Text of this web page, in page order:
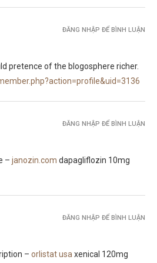
pretence of the blogosphere richer.
ĐĂNG NHẬP ĐỂ BÌNH LUẬN
– janozin.com dapagliflozin 10mg
ĐĂNG NHẬP ĐỂ BÌNH LUẬN
– orlistat usaxenical 120mg
ĐĂNG NHẬP ĐỂ BÌNH LUẬN